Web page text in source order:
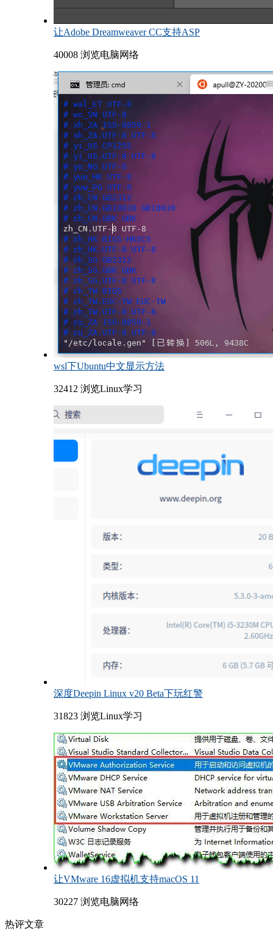
让Adobe Dreamweaver CC支持ASP
40008 浏览电脑网络
wsl下Ubuntu中文显示方法
32412 浏览Linux学习
深度Deepin Linux v20 Beta下玩红警
31823 浏览Linux学习
让VMware 16虚拟机支持macOS 11
30227 浏览电脑网络
热评文章